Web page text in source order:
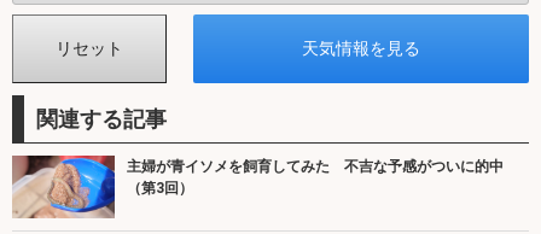
関連する記事
主婦が青イソメを飼育してみた 不吉な予感がついに的中
（第3回）